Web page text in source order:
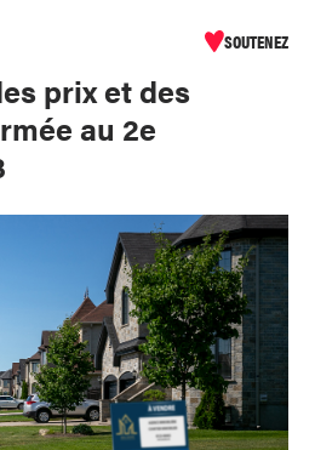
SOUTENEZ
prix et des
au 2e